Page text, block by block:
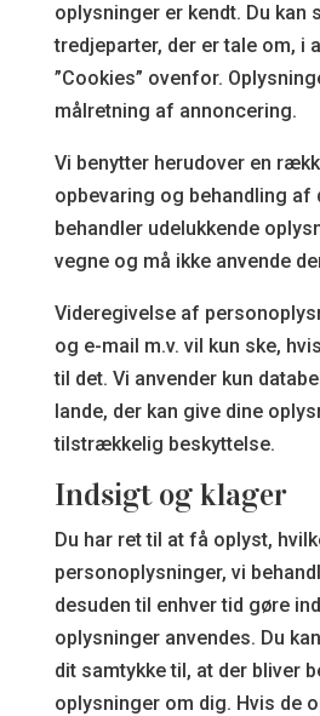
oplysninger er kendt. Du kan
tredjeparter, der er tale om, i
”Cookies” ovenfor.
målretning af annoncering.
Vi benytter herudover en
opbevaring og behandling af
behandler udelukkende
vegne og må ikke anvende
Videregivelse af
og e-mail m.v. vil kun ske,
til det. Vi anvender kun
lande, der kan give dine
tilstrækkelig beskyttelse.
Indsigt og klager
Du har ret til at få oplyst,
personoplysninger, vi
desuden til enhver tid gøre
oplysninger anvendes. Du
dit samtykke til, at der bliver
oplysninger om dig. Hvis de